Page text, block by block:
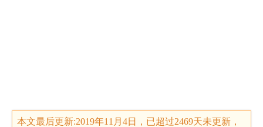
本文最后更新:2019年11月4日，已超过2469天未更新，